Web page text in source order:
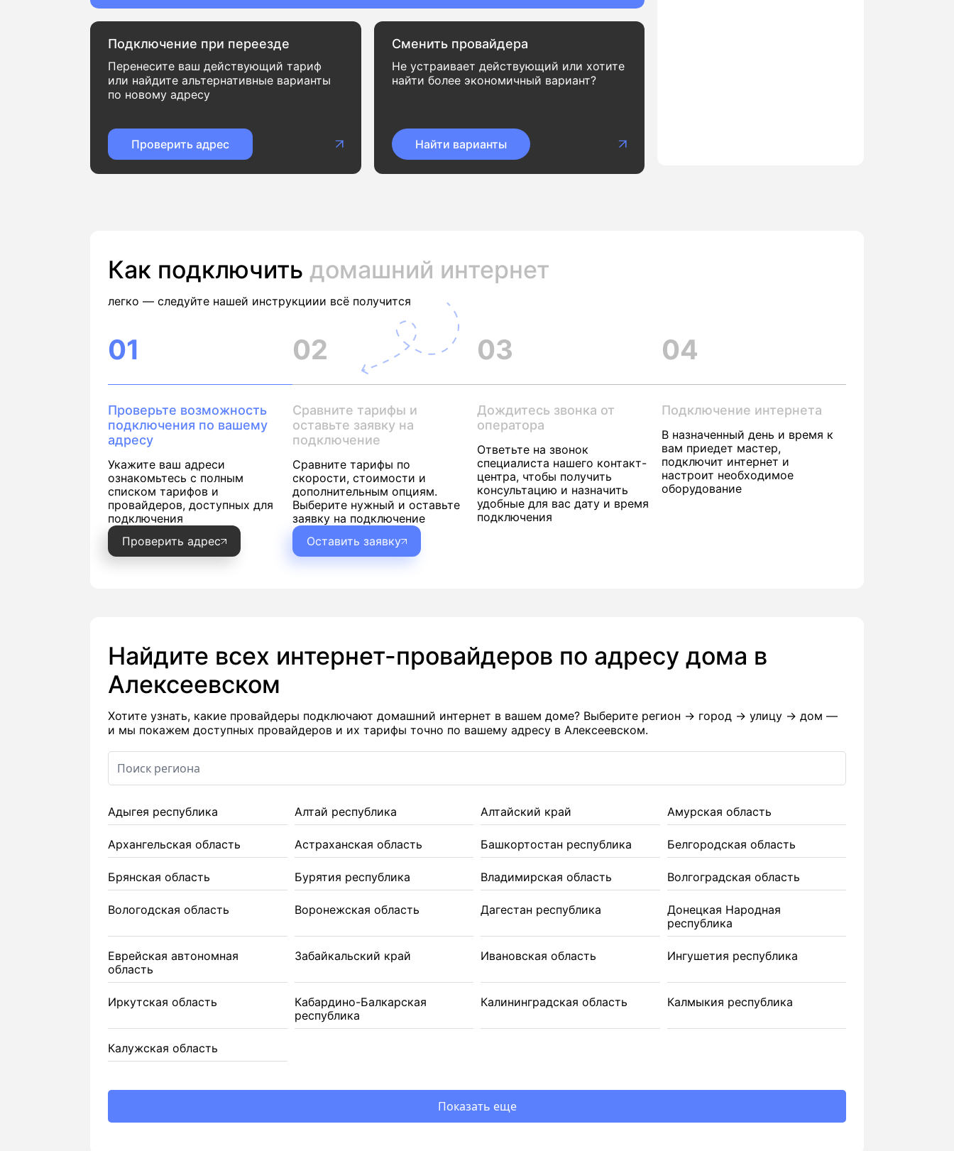
Подключение при переезде
Перенесите ваш действующий тариф
или найдите альтернативные варианты
по новому адресу
Проверить адрес
Сменить провайдера
Не устраивает действующий или хотите
найти более экономичный вариант?
Найти варианты
Как подключить домашний интернет
легко — следуйте нашей инструкциии всё получится
01
Проверьте возможность
подключения по вашему
адресу
Укажите ваш адреси
ознакомьтесь с полным
списком тарифов и
провайдеров, доступных для
подключения
Проверить адрес
02
Сравните тарифы и
оставьте заявку на
подключение
Сравните тарифы по
скорости, стоимости и
дополнительным опциям.
Выберите нужный и оставьте
заявку на подключение
Оставить заявку
03
Дождитесь звонка от
оператора
Ответьте на звонок
специалиста нашего контакт-
центра, чтобы получить
консультацию и назначить
удобные для вас дату и время
подключения
04
Подключение интернета
В назначенный день и время к
вам приедет мастер,
подключит интернет и
настроит необходимое
оборудование
Найдите всех интернет-провайдеров по адресу дома в
Алексеевском
Хотите узнать, какие провайдеры подключают домашний интернет в вашем доме? Выберите регион → город → улицу → дом —
и мы покажем доступных провайдеров и их тарифы точно по вашему адресу в Алексеевском.
Адыгея республика Алтай республика Алтайский край Амурская область
Архангельская область Астраханская область Башкортостан республика Белгородская область
Брянская область Бурятия республика Владимирская область Волгоградская область
Вологодская область Воронежская область Дагестан республика
Донецкая Народная
республика
Еврейская автономная
область
Забайкальский край Ивановская область Ингушетия республика
Иркутская область
Кабардино-Балкарская
республика
Калининградская область Калмыкия республика
Калужская область
Показать еще